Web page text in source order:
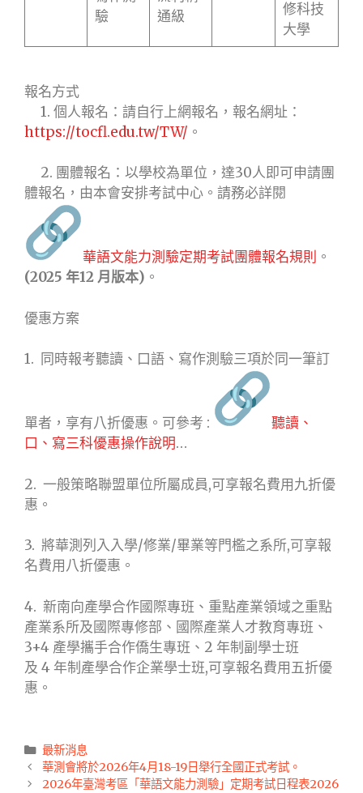
修科技
大學
驗
通級
報名方式
1. 個人報名：請自行上網報名，報名網址：
https://tocfl.edu.tw/TW/ 。
2. 團體報名：以學校為單位，達30人即可申請團
體報名，由本會安排考試中心。請務必詳閱
華語文能力測驗定期考試團體報名規則 。
(2025 年12 月版本) 。
優惠方案
1. 同時報考聽讀、口語、寫作測驗三項於同一筆訂
單者，享有八折優惠。可參考 :
聽讀、
口、寫三科優惠操作說明…
2. 一般策略聯盟單位所屬成員,可享報名費用九折優
惠。
3. 將華測列入入學/修業/畢業等門檻之系所,可享報
名費用八折優惠。
4. 新南向產學合作國際專班、重點產業領域之重點
產業系所及國際專修部、國際產業人才教育專班、
3+4 產學攜手合作僑生專班、2 年制副學士班
及 4 年制產學合作企業學士班,可享報名費用五折優
惠。
Categories
最新消息
Post
navigation
華測會將於2026年4月18-19日舉行全國正式考試。
2026年臺灣考區「華語文能力測驗」定期考試日程表2026